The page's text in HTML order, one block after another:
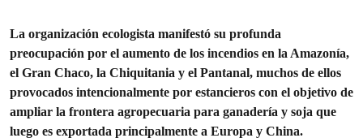
La organización ecologista manifestó su profunda
preocupación por el aumento de los incendios en la Amazonía,
el Gran Chaco, la Chiquitania y el Pantanal, muchos de ellos
provocados intencionalmente por estancieros con el objetivo de
ampliar la frontera agropecuaria para ganadería y soja que
luego es exportada principalmente a Europa y China.